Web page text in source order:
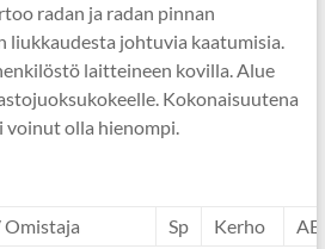
radan ja radan pinnan
liukkaudesta johtuvia kaatumisia.
laitteineen kovilla. Alue
Kokonaisuutena
voinut olla hienompi.
Omistaja Sp Kerho AE